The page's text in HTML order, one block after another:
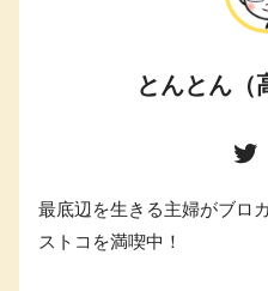
とんとん（
最底辺を生きる主婦がブロ
ストコを満喫中！